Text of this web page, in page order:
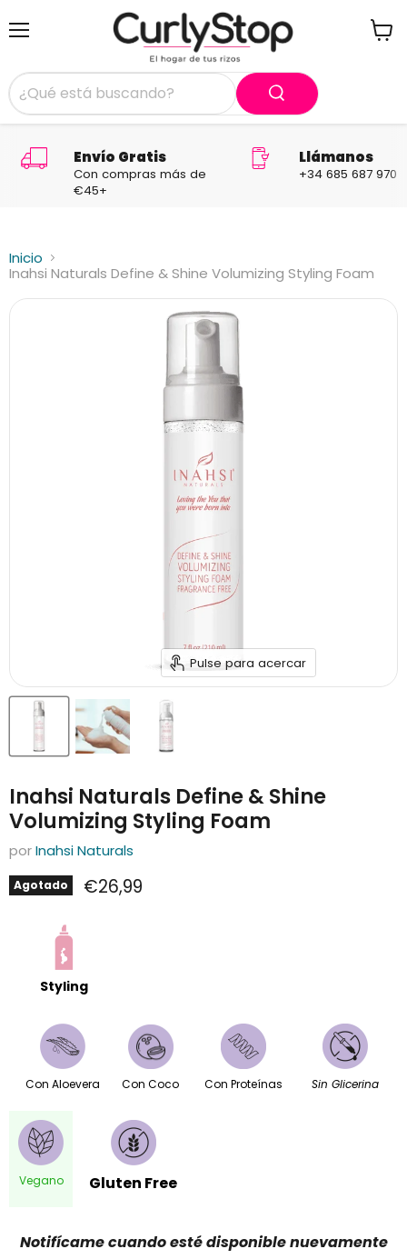
Envío Gratis
Con compras más de
€45+
Llámanos
+34 685 687 970
Inicio
Inahsi Naturals Define & Shine Volumizing Styling Foam
Pulse para acercar
Inahsi Naturals Define & Shine
Volumizing Styling Foam
porInahsi Naturals
Agotado Precio actual
€26,99
Styling
Con Aloevera Con Coco Con Proteínas Sin Glicerina
Vegano Gluten Free